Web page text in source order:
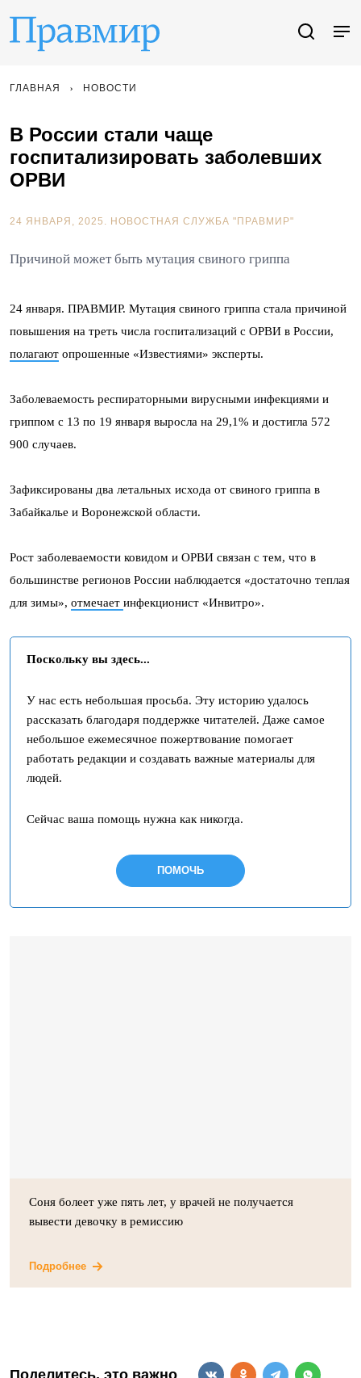
ГЛАВНАЯ НОВОСТИ
В России стали чаще
госпитализировать заболевших
ОРВИ
24 ЯНВАРЯ, 2025. НОВОСТНАЯ СЛУЖБА "ПРАВМИР"
Причиной может быть мутация свиного гриппа
24 января. ПРАВМИР. Мутация свиного гриппа стала причиной
повышения на треть числа госпитализаций с ОРВИ в России,
полагают опрошенные «Известиями» эксперты.
Заболеваемость респираторными вирусными инфекциями и
гриппом с 13 по 19 января выросла на 29,1% и достигла 572
900 случаев.
Зафиксированы два летальных исхода от свиного гриппа в
Забайкалье и Воронежской области.
Рост заболеваемости ковидом и ОРВИ связан с тем, что в
большинстве регионов России наблюдается «достаточно теплая
для зимы», отмечает инфекционист «Инвитро».
Поскольку вы здесь...
У нас есть небольшая просьба. Эту историю удалось
рассказать благодаря поддержке читателей. Даже самое
небольшое ежемесячное пожертвование помогает
работать редакции и создавать важные материалы для
людей.
Сейчас ваша помощь нужна как никогда.
ПОМОЧЬ
Соня болеет уже пять лет, у врачей не получается
вывести девочку в ремиссию
Подробнее
Поделитесь, это важно